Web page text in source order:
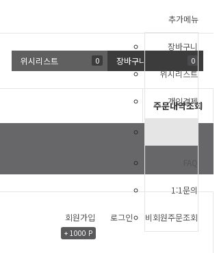
회원가입
+ 1000 P
로그인
추가메뉴
장바구니
위시리스트
개인결제
1:1문의
비회원주문조회
위시리스트 0 장바구니 0
주문내역조회